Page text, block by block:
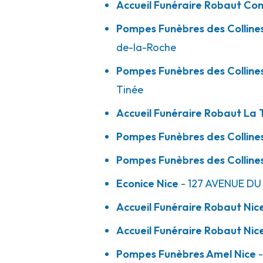
Accueil Funéraire Robaut - Nice - La
08h30-12h
Consulter l'agence 04 93 83 01 37
A votre écoute 24h/24 7j/7
Accueil Funéraire Robaut - Nice -
08h30-12h 14h-17h30
66 Boulevard Virgile Barel
-QUARTIER ST ROCH -
Accueil Funéraire Robaut
Pompes Funèbres des
de-la-Roche
Pompes Funèbres des
Tinée
Accueil Funéraire Robaut La
Pompes Funèbres des
Pompes Funèbres des
Econice Nice - 127 AVENUE
Accueil Funéraire Robaut
Accueil Funéraire Robaut
Pompes Funèbres Amel Nice